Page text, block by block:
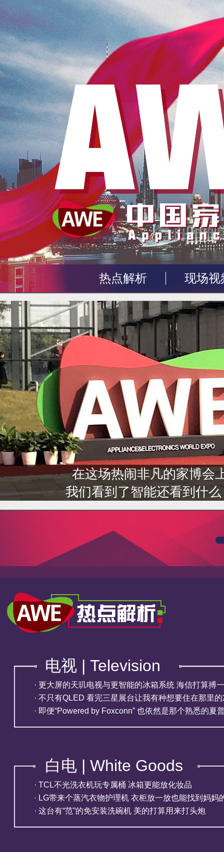
热点解析 现场视
出师未捷身先死
另辟蹊径或许是洗碗机们最后
电视 | Television
· 更大屏的天玑电视与更智能的冰箱系统 海信打算搏
· 不只有QLED 看完三星展台让我有种想要住在那里
· 即便“Powered by Foxconn” 也依然是那个熟悉的夏
白电 | White Goods
· TCL不光洗衣机玩专属桶 冰箱更能放化妆品
· LG带来个蒸汽衣物护理机 衣柜放一放也能找到妈妈
· 这台有“范”的免安装洗碗机 美的打算用来打头炮